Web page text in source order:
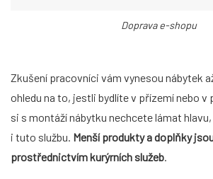
Doprava e-shopu
Zkušení pracovníci vám vynesou nábytek
ohledu na to, jestli bydlíte v přízemí nebo
si s montáží nábytku nechcete lámat
i tuto službu. Menší produkty a doplňky
prostřednictvím kurýrních služeb